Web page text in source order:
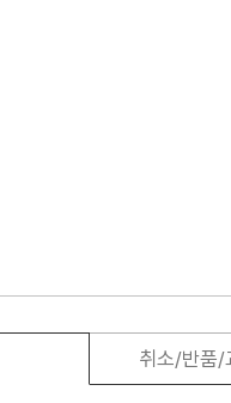
취소/반품/